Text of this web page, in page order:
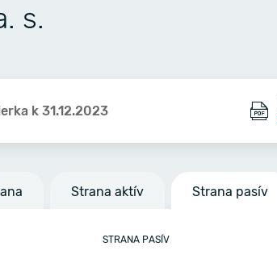
s.
k 31.12.2023
Strana aktív Strana pasív
STRANA PASÍV